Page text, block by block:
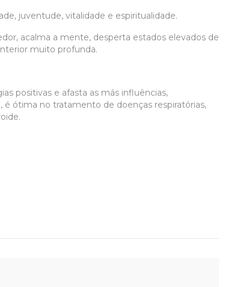
juventude, vitalidade e espiritualidade.
acalma a mente, desperta estados elevados de
muito profunda.
positivas e afasta as más influências,
ótima no tratamento de doenças respiratórias,